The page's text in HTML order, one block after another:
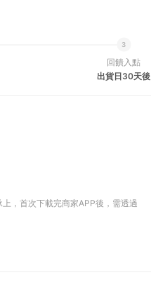
回饋入點
出貨日30天後
，首次下載完商家APP後，需透過